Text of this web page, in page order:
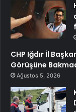
CHP Iğdır İl
Görüşüne
Ağustos 5, 2026